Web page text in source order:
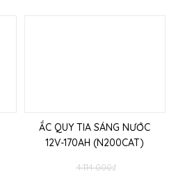
ẮC QUY TIA SÁNG NƯỚC
12V-170AH (N200CAT)
₫
4.114.000